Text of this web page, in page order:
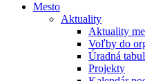
Mesto
Aktuality
Aktuality
Voľby do
Úradná
Projekty